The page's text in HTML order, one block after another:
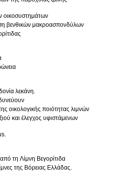
οικοσυστημάτων
βενθικών μακροασπονδύλων
λεκάνη.
οικολογικής ποιότητας λιμνών
και έλεγχος υφιστάμενων
τη Λίμνη Βεγορίτιδα
της Βόρειας Ελλάδας.